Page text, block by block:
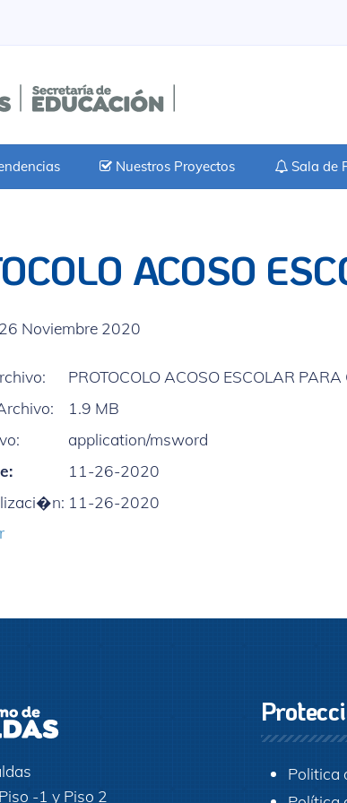
Nuestros Proyectos Sala de
ACOSO
Noviembre 2020
PROTOCOLO ACOSO ESCOLAR
1.9 MB
application/msword
11-26-2020
11-26-2020
-1 y Piso 2
Politica